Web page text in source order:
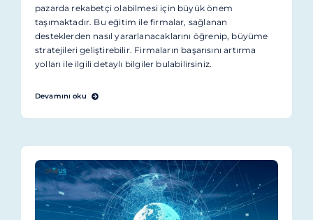
pazarda rekabetçi olabilmesi için büyük önem
taşımaktadır. Bu eğitim ile firmalar, sağlanan
desteklerden nasıl yararlanacaklarını öğrenip, büyüme
stratejileri geliştirebilir. Firmaların başarısını artırma
yolları ile ilgili detaylı bilgiler bulabilirsiniz.
Devamını oku